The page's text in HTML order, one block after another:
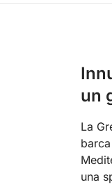
un
La
una